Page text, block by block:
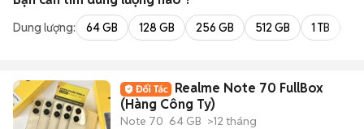
Dung lượng: 64 GB 128 GB 256 GB 512 GB 1 TB
Realme Note 70 FullBox
(Hàng Công Ty)
Note 70 64 GB >12 tháng